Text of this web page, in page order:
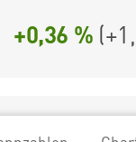
+0,36 % (